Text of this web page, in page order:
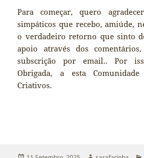
Para começar, quero
simpáticos que recebo, amiúde,
o verdadeiro retorno que sinto
apoio através dos
subscrição por email.. Por
Obrigada, a esta
Criativos.